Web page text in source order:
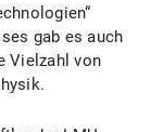
gab es auch
Vielzahl von